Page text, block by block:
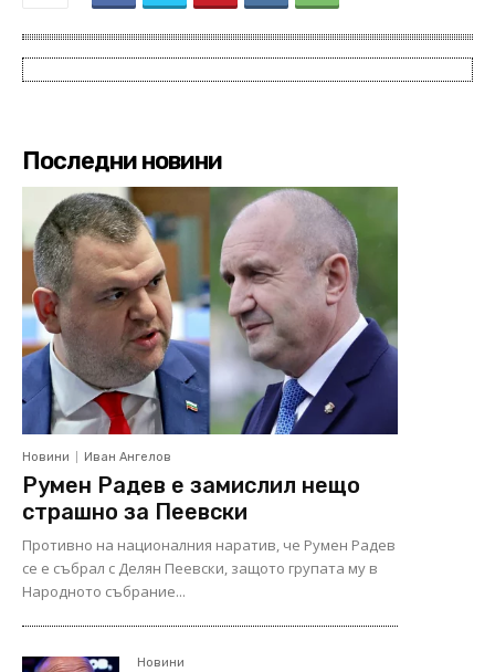
Последни новини
Новини Иван Ангелов
Румен Радев е замислил нещо
страшно за Пеевски
Противно на националния наратив, че Румен Радев
се е събрал с Делян Пеевски, защото групата му в
Народното събрание...
Новини